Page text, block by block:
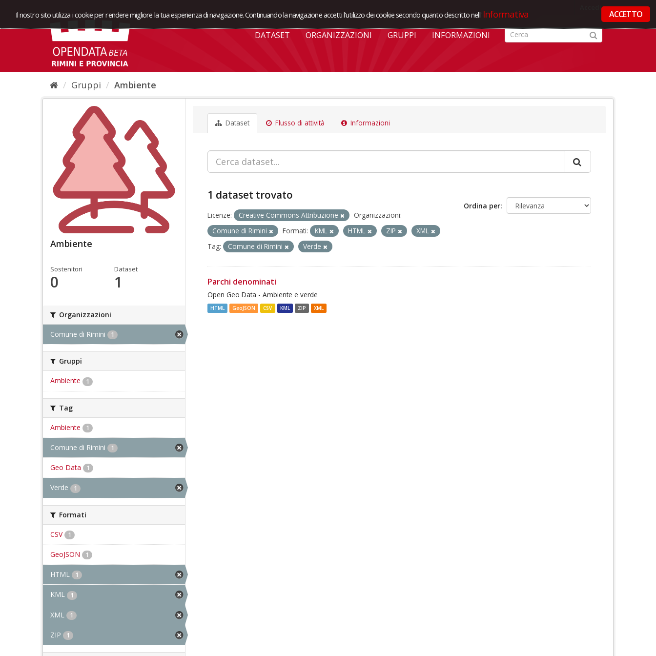
Il nostro sito utilizza i cookie per rendere migliore la tua esperienza di navigazione. Continuando la navigazione accetti l'utilizzo dei cookie secondo quanto descritto nell' Informativa ACCETTO
DATASET ORGANIZZAZIONI GRUPPI INFORMAZIONI
Gruppi Ambiente
Ambiente
Sostenitori
0
Dataset
1
Organizzazioni
Comune di Rimini 1
Gruppi
Ambiente 1
Tag
Ambiente 1
Comune di Rimini 1
Geo Data 1
Verde 1
Formati
CSV 1
GeoJSON 1
HTML 1
KML 1
XML 1
ZIP 1
Dataset Flusso di attività Informazioni
Ordina per
1 dataset trovato
Licenze: Creative Commons Attribuzione
Organizzazioni:
Comune di Rimini
Formati: KML HTML ZIP
XML
Tag:
Comune di Rimini Verde
Parchi denominati
Open Geo Data - Ambiente e verde
HTML GeoJSON CSV KML ZIP XML